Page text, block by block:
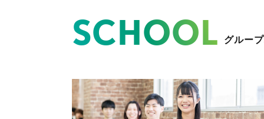
SCHOOL グルー